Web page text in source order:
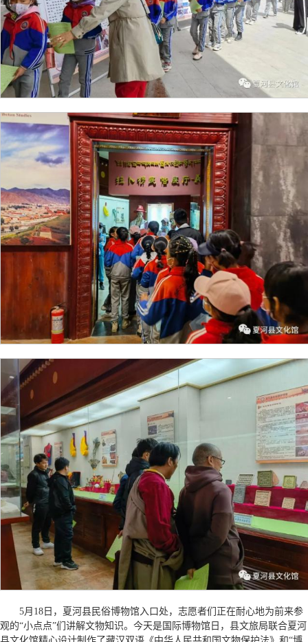
5月18日，夏河县民俗博物馆入口处，志愿者们正在耐心地为前来参
观的“小点点”们讲解文物知识。今天是国际博物馆日，县文旅局联合夏河